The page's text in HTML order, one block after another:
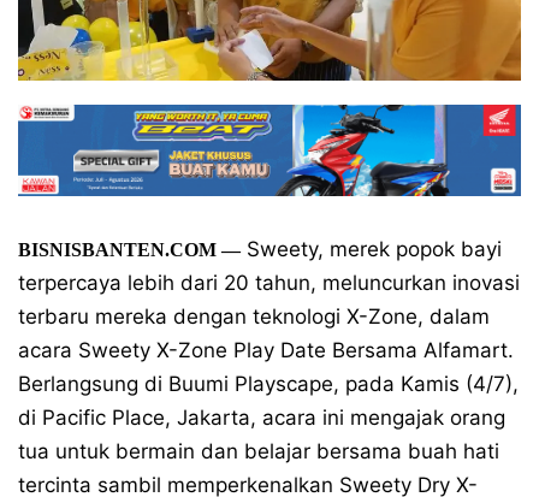
BISNISBANTEN.COM —Sweety, merek popok bayi
terpercaya lebih dari 20 tahun, meluncurkan inovasi
terbaru mereka dengan teknologi X-Zone, dalam
acara Sweety X-Zone Play Date Bersama Alfamart.
Berlangsung di Buumi Playscape, pada Kamis (4/7),
di Pacific Place, Jakarta, acara ini mengajak orang
tua untuk bermain dan belajar bersama buah hati
tercinta sambil memperkenalkan Sweety Dry X-